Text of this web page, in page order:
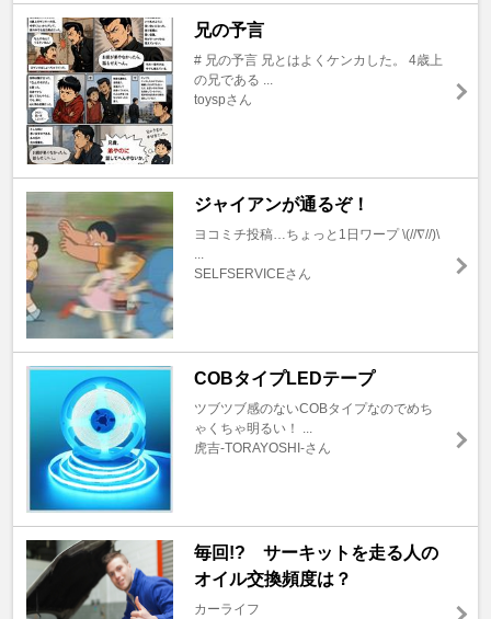
兄の予言
# 兄の予言 兄とはよくケンカした。 4歳上
の兄である ...
toyspさん
ジャイアンが通るぞ！
ヨコミチ投稿…ちょっと1日ワープ \(//∇//)\
...
SELFSERVICEさん
COBタイプLEDテープ
ツブツブ感のないCOBタイプなのでめち
ゃくちゃ明るい！ ...
虎吉-TORAYOSHI-さん
毎回!? サーキットを走る人の
オイル交換頻度は？
カーライフ